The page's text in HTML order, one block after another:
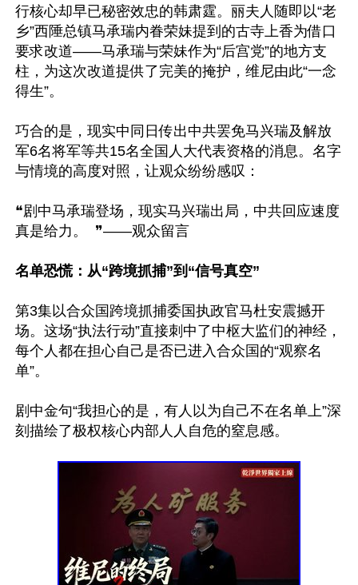
行核心却早已秘密效忠的韩肃霆。丽夫人随即以“老
乡”西陲总镇马承瑞内眷荣妹提到的古寺上香为借口
要求改道——马承瑞与荣妹作为“后宫党”的地方支
柱，为这次改道提供了完美的掩护，维尼由此“一念
得生”。
巧合的是，现实中同日传出中共罢免马兴瑞及解放
军6名将军等共15名全国人大代表资格的消息。名字
与情境的高度对照，让观众纷纷感叹：
❝剧中马承瑞登场，现实马兴瑞出局，中共回应速度
真是给力。  ❞——观众留言
名单恐慌：从“跨境抓捕”到“信号真空”
第3集以合众国跨境抓捕委国执政官马杜安震撼开
场。这场“执法行动”直接刺中了中枢大监们的神经，
每个人都在担心自己是否已进入合众国的“观察名
单”。
剧中金句“我担心的是，有人以为自己不在名单上”深
刻描绘了极权核心内部人人自危的窒息感。